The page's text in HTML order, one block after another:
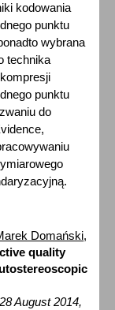
kodowania
punktu
wybrana
technika
punktu
do
Domański,
quality
August 2014,